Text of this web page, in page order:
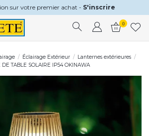
sur votre premier achat - S'inscrire
0
Éclairage Extérieur
Lanternes extérieures
DE TABLE SOLAIRE IP54 OKINAWA